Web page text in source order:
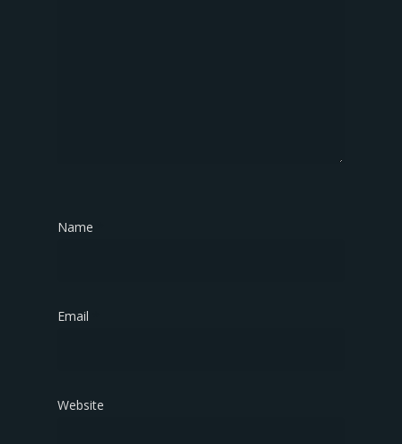
Name
Email
Website